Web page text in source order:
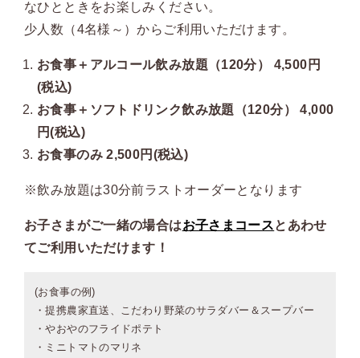
なひとときをお楽しみください。
少人数（4名様～）からご利用いただけます。
お食事＋アルコール飲み放題（120分） 4,500円
(税込)
お食事＋ソフトドリンク飲み放題（120分） 4,000
円(税込)
お食事のみ 2,500円(税込)
※飲み放題は30分前ラストオーダーとなります
お子さまがご一緒の場合はお子さまコースとあわせ
てご利用いただけます！
(お食事の例)
・提携農家直送、こだわり野菜のサラダバー＆スープバー
・やおやのフライドポテト
・ミニトマトのマリネ